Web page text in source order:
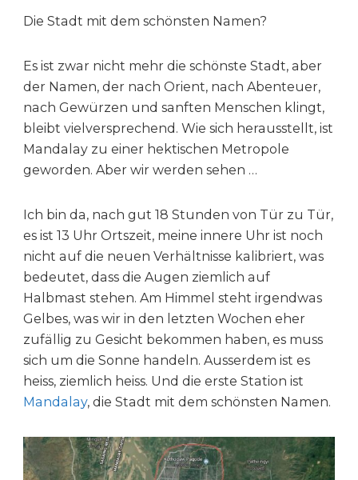
Die Stadt mit dem schönsten Namen?
Es ist zwar nicht mehr die schönste Stadt, aber
der Namen, der nach Orient, nach Abenteuer,
nach Gewürzen und sanften Menschen klingt,
bleibt vielversprechend. Wie sich herausstellt, ist
Mandalay zu einer hektischen Metropole
geworden. Aber wir werden sehen …
Ich bin da, nach gut 18 Stunden von Tür zu Tür,
es ist 13 Uhr Ortszeit, meine innere Uhr ist noch
nicht auf die neuen Verhältnisse kalibriert, was
bedeutet, dass die Augen ziemlich auf
Halbmast stehen. Am Himmel steht irgendwas
Gelbes, was wir in den letzten Wochen eher
zufällig zu Gesicht bekommen haben, es muss
sich um die Sonne handeln. Ausserdem ist es
heiss, ziemlich heiss. Und die erste Station ist
Mandalay, die Stadt mit dem schönsten Namen.